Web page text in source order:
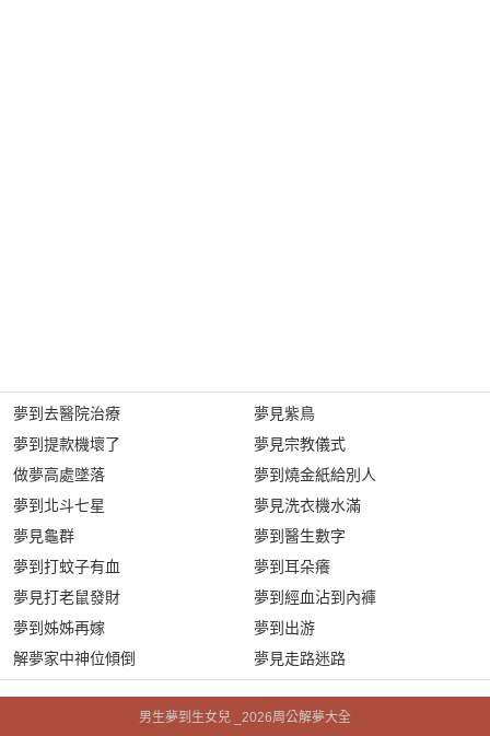
夢到去醫院治療
夢到提款機壞了
做夢高處墜落
夢到北斗七星
夢見龜群
夢到打蚊子有血
夢見打老鼠發財
夢到姊姊再嫁
解夢家中神位傾倒
夢見紫鳥
夢見宗教儀式
夢到燒金紙給別人
夢見洗衣機水滿
夢到醫生數字
夢到耳朵癢
夢到經血沾到內褲
夢到出游
夢見走路迷路
男生夢到生女兒 _2026周公解夢大全